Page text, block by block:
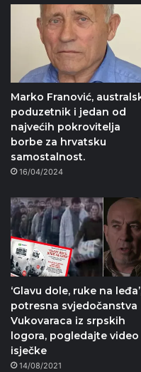
Marko Franović,
poduzetnik i jedan od
najvećih pokrovitelja
borbe za hrvatsku
samostalnost.
16/04/2024
‘Glavu dole, ruke na
potresna svjedočanstva
Vukovaraca iz srpskih
logora, pogledajte video
isječke
14/08/2021